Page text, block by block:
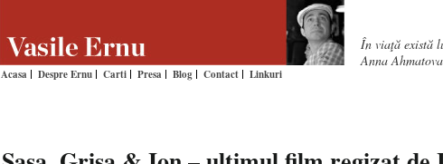
Acasa Despre Ernu Carti Presa Blog Contact Linkuri
În viaţă există
Anna Ahmatova